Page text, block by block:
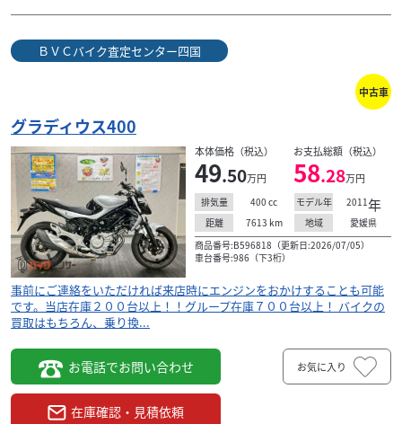
ＢＶＣバイク査定センター四国
中古車
グラディウス400
本体価格（税込）
49.50万円
お支払総額（税込）
58.28万円
排気量 400 cc モデル年 2011年
距離 7613 km 地域
愛媛県
商品番号:B596818（更新日:2026/07/05）
車台番号:986（下3桁）
事前にご連絡をいただければ来店時にエンジンをおかけすることも可能
です。当店在庫２００台以上！！グループ在庫７００台以上！ バイクの
買取はもちろん、乗り換...
お電話でお問い合わせ
在庫確認・見積依頼
お気に入り